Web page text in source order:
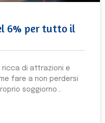
6% per tutto il
ricca di attrazioni e
fare a non perdersi
soggiorno